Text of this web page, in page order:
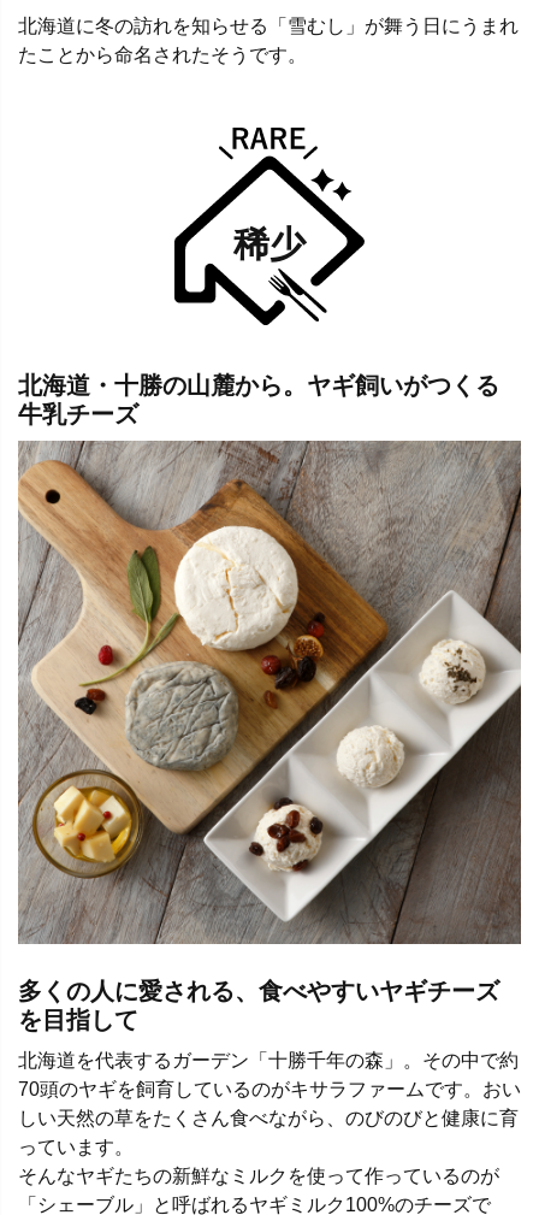
北海道に冬の訪れを知らせる「雪むし」が舞う日にうまれ
たことから命名されたそうです。
稀少
北海道・十勝の山麓から。ヤギ飼いがつくる
牛乳チーズ
多くの人に愛される、食べやすいヤギチーズ
を目指して
北海道を代表するガーデン「十勝千年の森」。その中で約
70頭のヤギを飼育しているのがキサラファームです。おい
しい天然の草をたくさん食べながら、のびのびと健康に育
っています。
そんなヤギたちの新鮮なミルクを使って作っているのが
「シェーブル」と呼ばれるヤギミルク100%のチーズで